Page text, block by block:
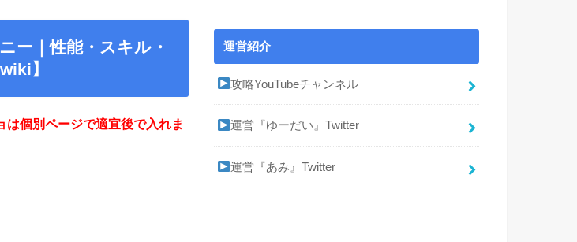
ー｜性能・スキル・
】
個別ページで適宜後で入れま
運営紹介
攻略YouTubeチャンネル
運営『ゆーだい』Twitter
運営『あみ』Twitter